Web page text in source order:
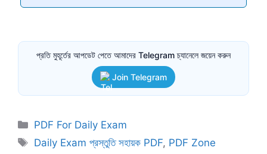
প্রতি মুহূর্তের আপডেট পেতে আমাদের Telegram চ্যানেলে জয়েন করুন
Join Telegram
Categories
PDF For Daily Exam
Tags
Daily Exam প্রস্তুতি সহায়ক PDF, PDF Zone